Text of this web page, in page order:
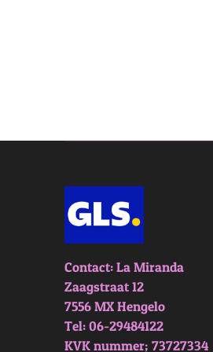
Contact: La Miranda
Zaagstraat 12
7556 MX Hengelo
Tel: 06-29484122
KVK nummer; 73727334